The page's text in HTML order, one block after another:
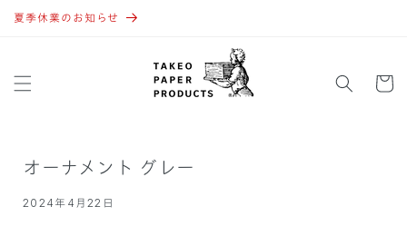
ンツに
夏季休業のお知らせ
ー
オーナメント グレー
2024年4月22日